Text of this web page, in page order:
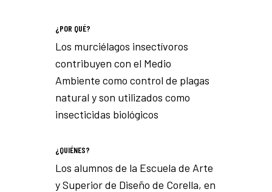
¿POR QUÉ?
Los murciélagos insectívoros
contribuyen con el Medio
Ambiente como control de plagas
natural y son utilizados como
insecticidas biológicos
¿QUIÉNES?
Los alumnos de la Escuela de Arte
y Superior de Diseño de Corella, en